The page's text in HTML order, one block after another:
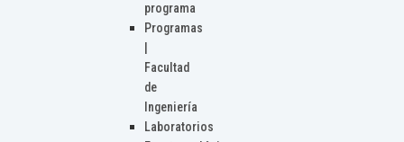
programa
Programas
Facultad
de
Ingeniería
Laboratorios